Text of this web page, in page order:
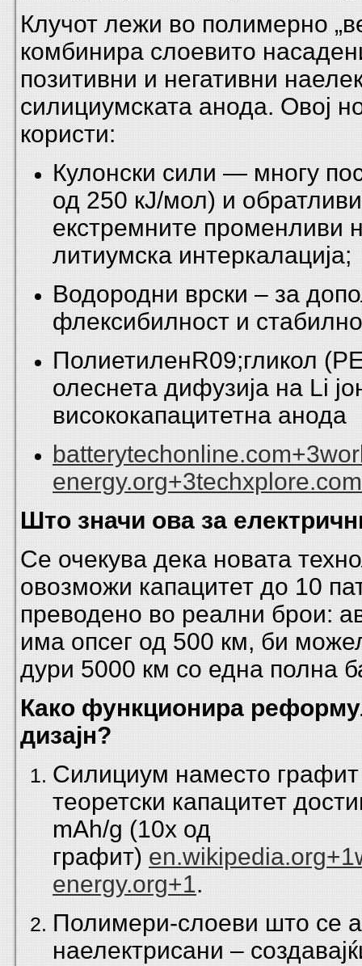
Клучот лежи во полимерно
комбинира слоевито
позитивни и негативни
силициумската анода. Овој
користи:
Кулонски сили — многу
од 250 кЈ/мол) и
екстремните променливи
литиумска интеркалација;
Водородни врски – за
флексибилност и
ПолиетиленR09;гликол
олеснета дифузија на Li
висококапацитетна анода
Што значи ова за
Се очекува дека новата
овозможи капацитет до 10
преводено во реални брои:
има опсег од 500 км, би
дури 5000 км со една полна
Како функционира
дизајн?
Силициум наместо графит
теоретски капацитет
mAh/g (10x од
графит)
energy.org+1.
Полимери-слоеви што се
наелектрисани –